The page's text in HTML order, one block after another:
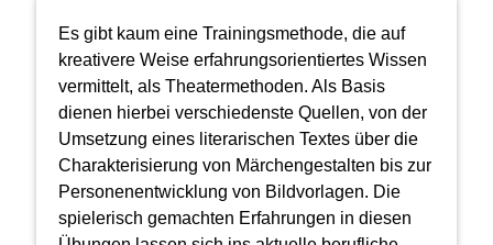
Es gibt kaum eine Trainingsmethode, die auf
kreativere Weise erfahrungsorientiertes Wissen
vermittelt, als Theatermethoden. Als Basis
dienen hierbei verschiedenste Quellen, von der
Umsetzung eines literarischen Textes über die
Charakterisierung von Märchengestalten bis zur
Personenentwicklung von Bildvorlagen. Die
spielerisch gemachten Erfahrungen in diesen